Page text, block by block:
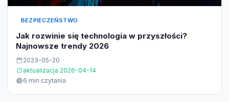
BEZPIECZEŃSTWO
Jak rozwinie się technologia w przyszłości?
Najnowsze trendy 2026
2023-05-20
aktualizacja 2026-04-14
6 min czytania